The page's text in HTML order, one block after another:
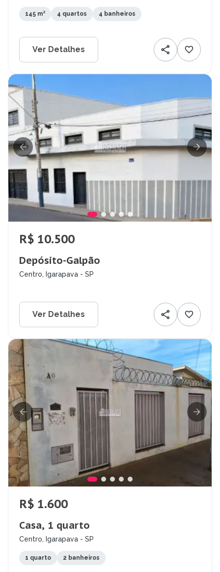
145 m² 4 quartos 4 banheiros
Ver Detalhes
R$ 10.500
Depósito-Galpão
Centro, Igarapava - SP
Ver Detalhes
R$ 1.600
Casa, 1 quarto
Centro, Igarapava - SP
1 quarto 2 banheiros